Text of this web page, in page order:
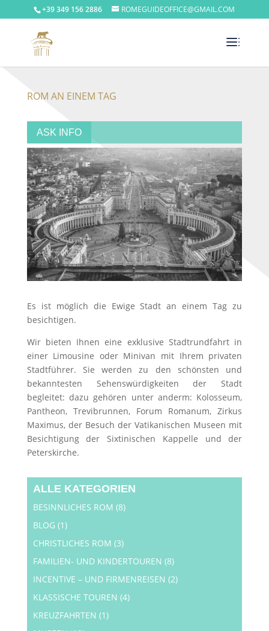
+39 349 156 2886 ROMEGUIDEOFFICE@GMAIL.COM
ROM AN EINEM TAG
ASK INFO
Es ist möglich die Ewige Stadt an einem Tag zu
besichtigen.
Wir bieten Ihnen eine exklusive Stadtrundfahrt in
einer Limousine oder Minivan mit Ihrem privaten
Stadtführer. Sie werden zu den schönsten und
bekanntesten Sehenswürdigkeiten der Stadt
begleitet: dazu gehören unter anderm: Kolosseum,
Pantheon, Trevibrunnen, Forum Romanum, Zirkus
Maximus, der Besuch der Vatikanischen Museen mit
Besichtigung der Sixtinischen Kappelle und der
Peterskirche.
ALLE KATEGORIEN
BESINNLICHES ROM (8)
BLOG (1)
CHRISTLICHES ROM (3)
FAMILIEN- UND KINDERTOUREN (8)
INCENTIVE – UND FIRMENREISEN (2)
KLASSISCHE TOUREN (4)
KREUZFAHRTEN (1)